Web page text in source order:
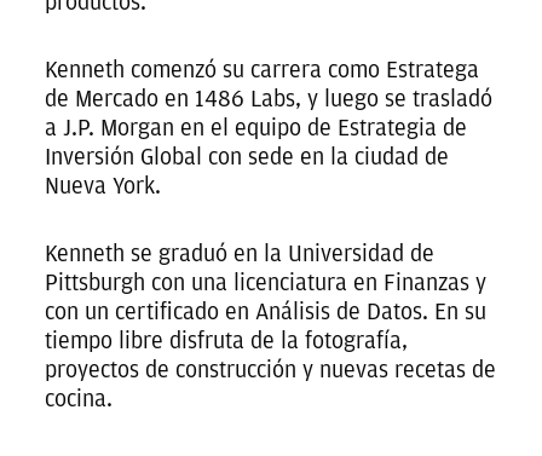
Kenneth comenzó su carrera como Estratega
de Mercado en 1486 Labs, y luego se trasladó
a J.P. Morgan en el equipo de Estrategia de
Inversión Global con sede en la ciudad de
Nueva York.
Kenneth se graduó en la Universidad de
Pittsburgh con una licenciatura en Finanzas y
con un certificado en Análisis de Datos. En su
tiempo libre disfruta de la fotografía,
proyectos de construcción y nuevas recetas de
cocina.